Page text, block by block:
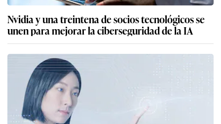
Nvidia y una treintena de socios tecnológicos se
unen para mejorar la ciberseguridad de la IA